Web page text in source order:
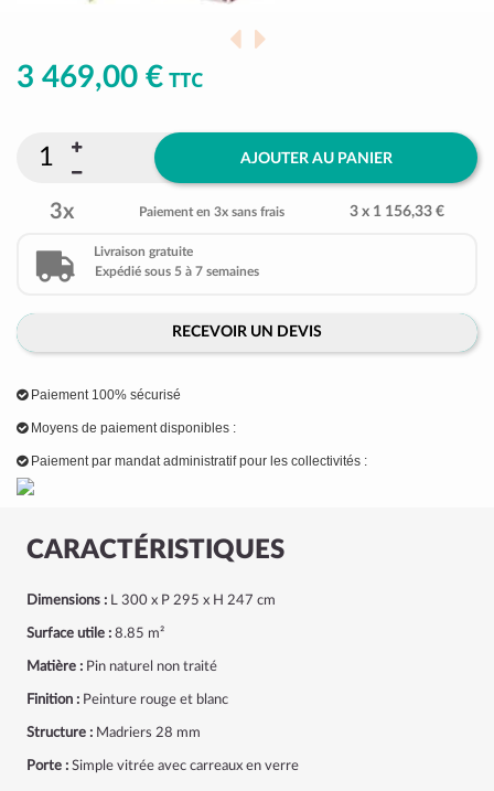
CARACTÉRISTIQUES
Dimensions : L 300 x P 295 x H 247 cm
Surface utile : 8.85 m²
Matière : Pin naturel non traité
Finition : Peinture rouge et blanc
Structure : Madriers 28 mm
Porte : Simple vitrée avec carreaux en verre
3 469,00 € TTC
AJOUTER AU PANIER
3x Paiement en 3x sans frais 3 x 1 156,33 €
Livraison gratuite
Expédié sous 5 à 7 semaines
RECEVOIR UN DEVIS
Paiement 100% sécurisé
Moyens de paiement disponibles :
Paiement par mandat administratif pour les collectivités :